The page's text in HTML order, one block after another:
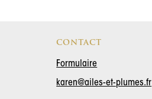
CONTACT
Formulaire
karen@ailes-et-plumes.fr